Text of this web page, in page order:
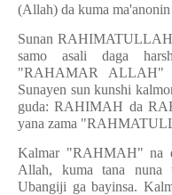
(Allah) da kuma
Sunan
samo asali daga
"RAHAMAR
Sunayen sun kunshi
guda: RAHIMAH da
yana zama
Kalmar "RAHMAH" na
Allah, kuma tana nuna
Ubangiji ga bayinsa.